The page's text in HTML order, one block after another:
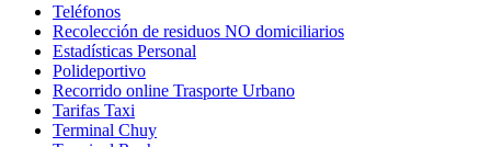
Teléfonos
Recolección de residuos NO domiciliarios
Estadísticas Personal
Polideportivo
Recorrido online Trasporte Urbano
Tarifas Taxi
Terminal Chuy